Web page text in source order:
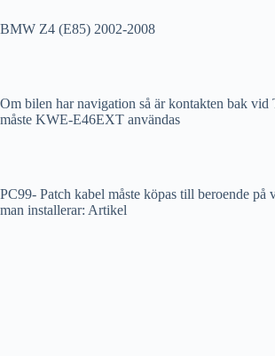
BMW Z4 (E85) 2002-2008
Om bilen har navigation så är kontakten bak vid
måste KWE-E46EXT användas
PC99- Patch kabel måste köpas till beroende på
man installerar: Artikel